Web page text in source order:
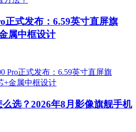
正式发布：6.59英寸直屏旗
属中框设计
选？2026年8月影像旗舰手机